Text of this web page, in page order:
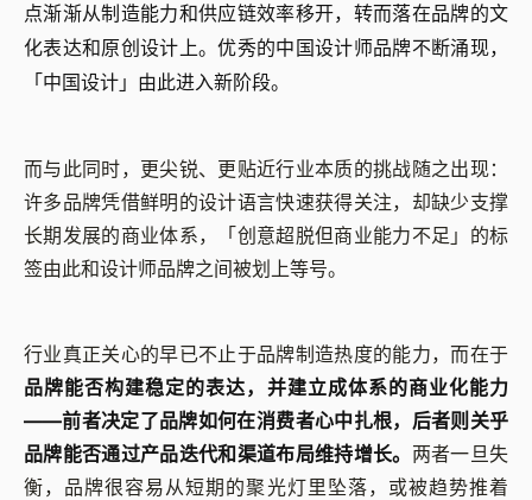
点渐渐从制造能力和供应链效率移开，转而落在品牌的文
化表达和原创设计上。优秀的中国设计师品牌不断涌现，
「中国设计」由此进入新阶段。
而与此同时，更尖锐、更贴近行业本质的挑战随之出现：
许多品牌凭借鲜明的设计语言快速获得关注，却缺少支撑
长期发展的商业体系，「创意超脱但商业能力不足」的标
签由此和设计师品牌之间被划上等号。
行业真正关心的早已不止于品牌制造热度的能力，而在于
品牌能否构建稳定的表达，并建立成体系的商业化能力
——前者决定了品牌如何在消费者心中扎根，后者则关乎
品牌能否通过产品迭代和渠道布局维持增长。 两者一旦失
衡，品牌很容易从短期的聚光灯里坠落，或被趋势推着